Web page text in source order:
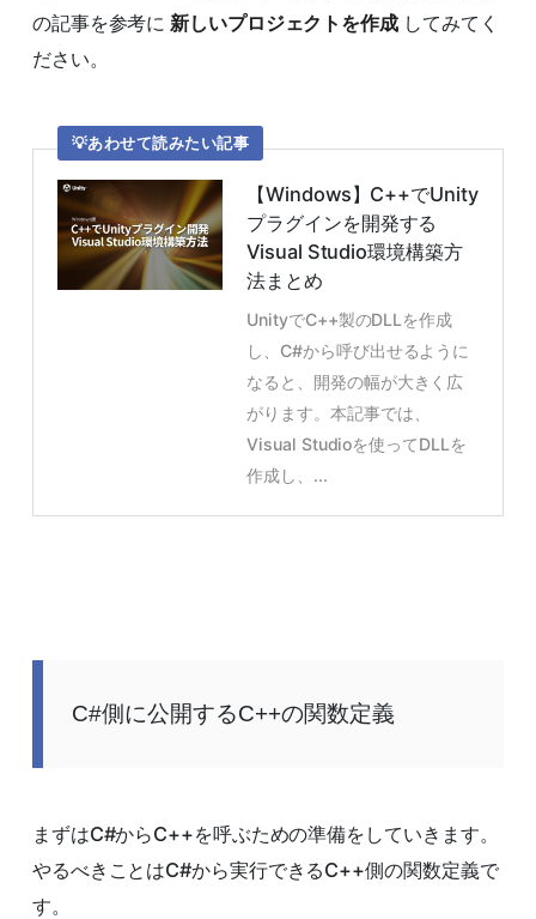
の記事を参考に 新しいプロジェクトを作成 してみてく
ださい。
あわせて読みたい記事
【Windows】C++でUnity
プラグインを開発する
Visual Studio環境構築方
法まとめ
UnityでC++製のDLLを作成
し、C#から呼び出せるように
なると、開発の幅が大きく広
がります。本記事では、
Visual Studioを使ってDLLを
作成し、...
C#側に公開するC++の関数定義
まずはC#からC++を呼ぶための準備をしていきます。
やるべきことはC#から実行できるC++側の関数定義で
す。